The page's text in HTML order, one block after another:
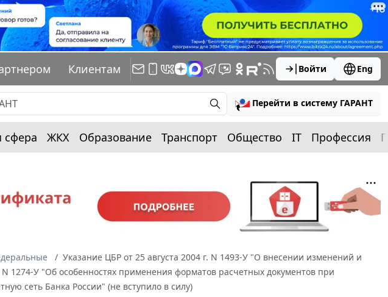
Клиентам Войти Eng
Перейти в систему ГАРАНТ
сфера ЖКХ Образование Транспорт Общество IT Профессия
Указание ЦБР от 25 августа 2004 г. N 1493-У "О внесении изменений и
1274-У "Об особенностях применения форматов расчетных документов при
сеть Банка России" (не вступило в силу)